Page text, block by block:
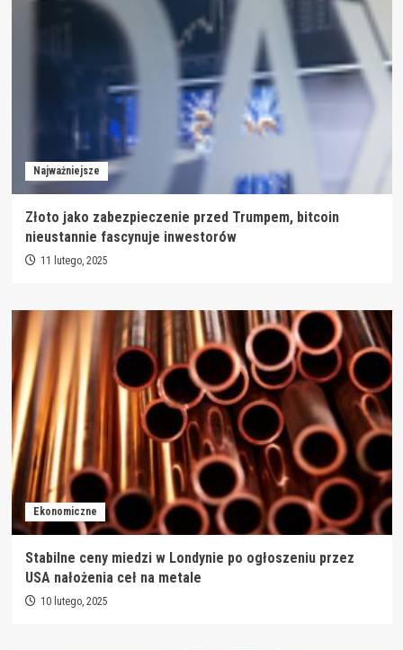
Najważniejsze
Złoto jako zabezpieczenie przed Trumpem, bitcoin
nieustannie fascynuje inwestorów
11 lutego, 2025
Ekonomiczne
Stabilne ceny miedzi w Londynie po ogłoszeniu przez
USA nałożenia ceł na metale
10 lutego, 2025